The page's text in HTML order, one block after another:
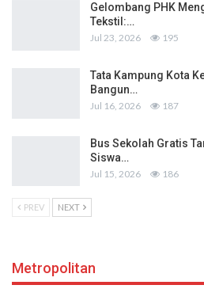
Gelombang PHK
Tekstil:…
Jul 23, 2026 195
Tata Kampung Kota
Bangun…
Jul 16, 2026 187
Bus Sekolah Gratis
Siswa…
Jul 15, 2026 186
PREV NEXT
Metropolitan